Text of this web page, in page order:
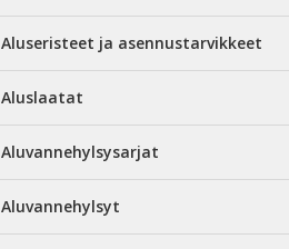
Aluseristeet ja asennustarvikkeet
Aluslaatat
Aluvannehylsysarjat
Aluvannehylsyt